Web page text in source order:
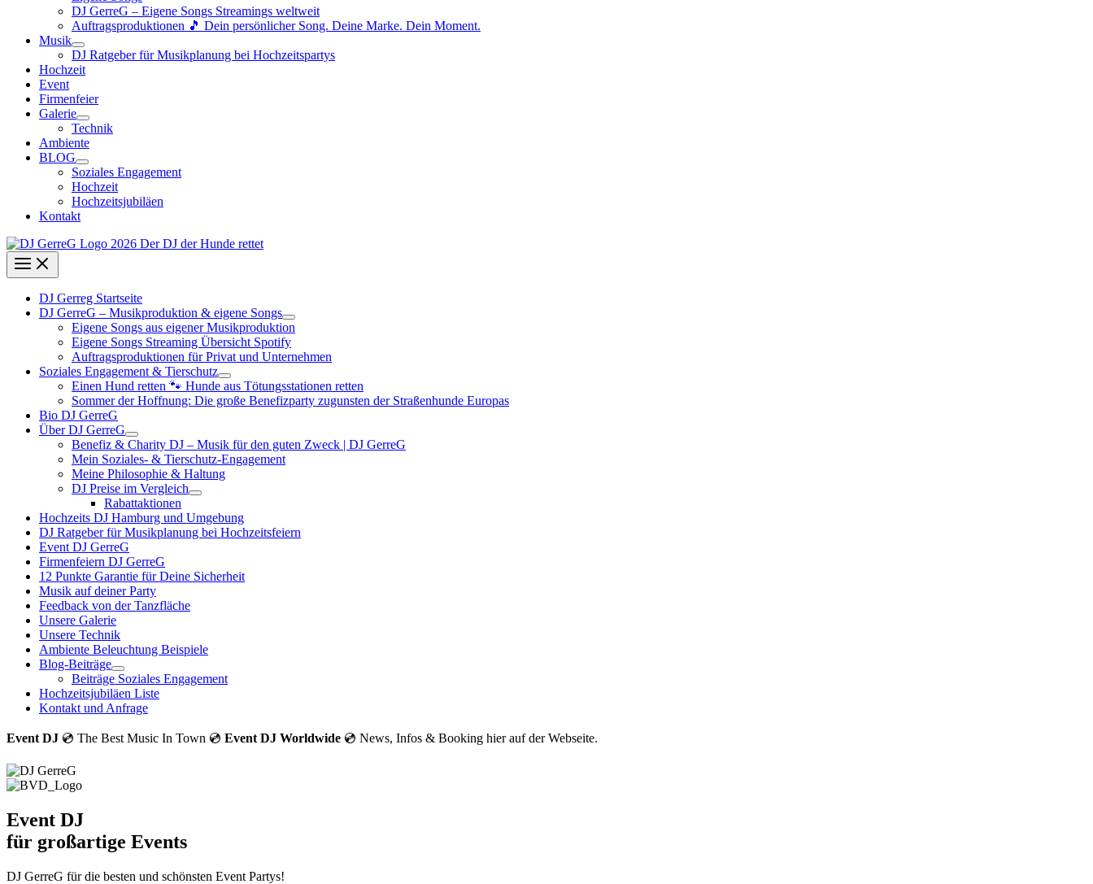
DJ GerreG – Eigene Songs Streamings weltweit
Auftragsproduktionen 🎵 Dein persönlicher Song. Deine Marke. Dein Moment.
Musik
DJ Ratgeber für Musikplanung bei Hochzeitspartys
Hochzeit
Event
Firmenfeier
Galerie
Technik
Ambiente
BLOG
Soziales Engagement
Hochzeit
Hochzeitsjubiläen
Kontakt
DJ Gerreg Startseite
DJ GerreG – Musikproduktion & eigene Songs
Eigene Songs aus eigener Musikproduktion
Eigene Songs Streaming Übersicht Spotify
Auftragsproduktionen für Privat und Unternehmen
Soziales Engagement & Tierschutz
Einen Hund retten 🐾 Hunde aus Tötungsstationen retten
Sommer der Hoffnung: Die große Benefizparty zugunsten der Straßenhunde Europas
Bio DJ GerreG
Über DJ GerreG
Benefiz & Charity DJ – Musik für den guten Zweck | DJ GerreG
Mein Soziales- & Tierschutz-Engagement
Meine Philosophie & Haltung
DJ Preise im Vergleich
Rabattaktionen
Hochzeits DJ Hamburg und Umgebung
DJ Ratgeber für Musikplanung bei Hochzeitsfeiern
Event DJ GerreG
Firmenfeiern DJ GerreG
12 Punkte Garantie für Deine Sicherheit
Musik auf deiner Party
Feedback von der Tanzfläche
Unsere Galerie
Unsere Technik
Ambiente Beleuchtung Beispiele
Blog-Beiträge
Beiträge Soziales Engagement
Hochzeitsjubiläen Liste
Kontakt und Anfrage
Event DJ 💿 The Best Music In Town 💿 Event DJ Worldwide 💿 News, Infos & Booking hier auf der Webseite.
Event DJ
für großartige Events
DJ GerreG für die besten und schönsten Event Partys!